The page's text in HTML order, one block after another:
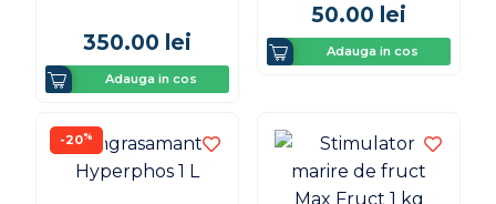
350.00 lei
Adauga in cos
50.00 lei
Adauga in cos
-20%